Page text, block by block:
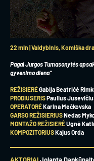
22 min | Vaidybinis, Komiška
Pagal Jurgos Tumasonytės
gyvenimo diena“
REŽISIERĖGabija Beatričė
PRODIUSERISPaulius
OPERATORĖKarina Mečkovska
GARSO REŽISIERIUSNedas
MONTAŽO REŽISIERĖUgnė
KOMPOZITORIUSKajus Orda